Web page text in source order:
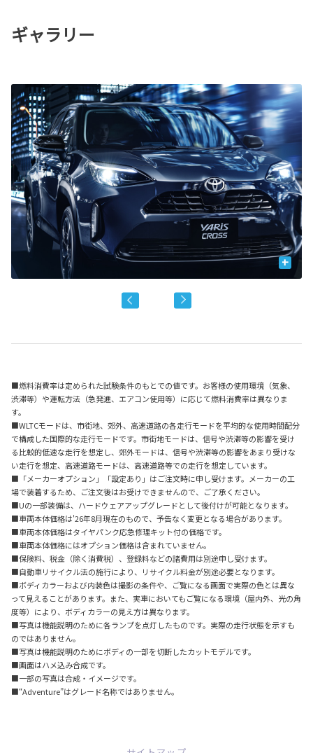
ギャラリー
+
■燃料消費率は定められた試験条件のもとでの値です。お客様の使用環境（気象、
渋滞等）や運転方法（急発進、エアコン使用等）に応じて燃料消費率は異なりま
す。
■WLTCモードは、市街地、郊外、高速道路の各走行モードを平均的な使用時間配分
で構成した国際的な走行モードです。市街地モードは、信号や渋滞等の影響を受け
る比較的低速な走行を想定し、郊外モードは、信号や渋滞等の影響をあまり受けな
い走行を想定、高速道路モードは、高速道路等での走行を想定しています。
■「メーカーオプション」「設定あり」はご注文時に申し受けます。メーカーの工
場で装着するため、ご注文後はお受けできませんので、ご了承ください。
■Uの一部装備は、ハードウェアアップグレードとして後付けが可能となります。
■車両本体価格は'26年8月現在のもので、予告なく変更となる場合があります。
■車両本体価格はタイヤパンク応急修理キット付の価格です。
■車両本体価格にはオプション価格は含まれていません。
■保険料、税金（除く消費税）、登録料などの諸費用は別途申し受けます。
■自動車リサイクル法の施行により、リサイクル料金が別途必要となります。
■ボディカラーおよび内装色は撮影の条件や、ご覧になる画面で実際の色とは異な
って見えることがあります。また、実車においてもご覧になる環境（屋内外、光の角
度等）により、ボディカラーの見え方は異なります。
■写真は機能説明のために各ランプを点灯したものです。実際の走行状態を示すも
のではありません。
■写真は機能説明のためにボディの一部を切断したカットモデルです。
■画面はハメ込み合成です。
■一部の写真は合成・イメージです。
■“Adventure”はグレード名称ではありません。